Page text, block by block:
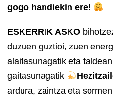
gogo handiekin ere!
ESKERRIK ASKO
duzuen guztioi, zuen
alaitasunagatik eta
gaitasunagatik
ardura, zaintza eta